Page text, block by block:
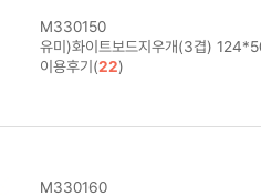
M330150
유미)화이트보드지우개(3겹)
이용후기(22)
M330160